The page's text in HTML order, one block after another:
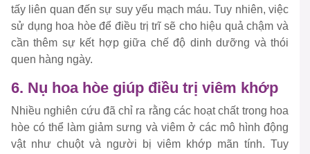
tấy liên quan đến sự suy yếu mạch máu. Tuy nhiên, việc
sử dụng hoa hòe để điều trị trĩ sẽ cho hiệu quả chậm và
cần thêm sự kết hợp giữa chế độ dinh dưỡng và thói
quen hàng ngày.
6. Nụ hoa hòe giúp điều trị viêm khớp
Nhiều nghiên cứu đã chỉ ra rằng các hoạt chất trong hoa
hòe có thể làm giảm sưng và viêm ở các mô hình động
vật như chuột và người bị viêm khớp mãn tính. Tuy